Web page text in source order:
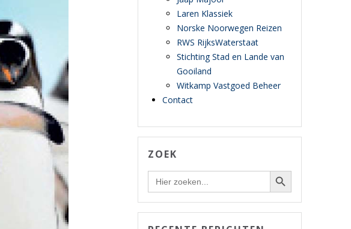
Laren Klassiek
Norske Noorwegen Reizen
RWS RijksWaterstaat
Stichting Stad en Lande van
Gooiland
Witkamp Vastgoed Beheer
Contact
ZOEK
Zoek
naar:
Zoekknop